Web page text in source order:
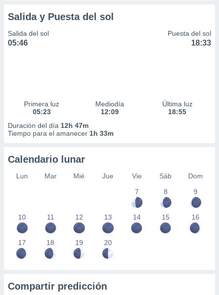
Salida y Puesta del sol
Salida del sol
05:46
Puesta del sol
18:33
Primera luz
05:23
Mediodía
12:09
Última luz
18:55
Duración del día 12h 47m
Tiempo para el amanecer 1h 33m
Calendario lunar
Lun Mar Mié Jue Vie Sáb
Dom
7
8 9
10 11 12 13 14 15 16
17 18 19 20
Compartir predicción